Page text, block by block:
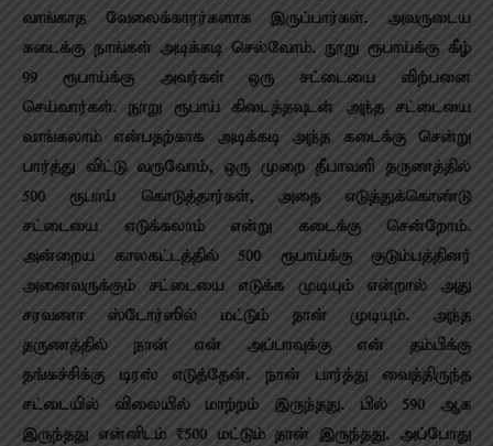
வாங்காத வேலைக்காரர்களாக இருப்பார்கள். அவருடைய
கடைக்கு நாங்கள் அடிக்கடி செல்வோம். நூறு ரூபாய்க்கு கீழ்
99 ரூபாய்க்கு அவர்கள் ஒரு சட்டையை விற்பனை
செய்வார்கள். நூறு ரூபாய் கிடைத்தவுடன் அந்த சட்டையை
வாங்கலாம் என்பதற்காக அடிக்கடி அந்த கடைக்கு சென்று
பார்த்து விட்டு வருவோம், ஒரு முறை தீபாவளி தருணத்தில்
500 ரூபாய் கொடுத்தார்கள், அதை எடுத்துக்கொண்டு
சட்டையை எடுக்கலாம் என்று கடைக்கு சென்றோம்.
அன்றைய காலகட்டத்தில் 500 ரூபாய்க்கு குடும்பத்தினர்
அனைவருக்கும் சட்டையை எடுக்க முடியும் என்றால் அது
சரவணா ஸ்டோர்ஸில் மட்டும் தான் முடியும். அந்த
தருணத்தில் நான் என் அப்பாவுக்கு என் தம்பிக்கு
தங்கச்சிக்கு டிரஸ் எடுத்தேன்.‌ நான் பார்த்து வைத்திருந்த
சட்டையில் விலையில் மாற்றம் இருந்தது. பில் 590 ஆக
இருந்தது என்னிடம் ₹500 மட்டும் தான் இருந்தது. அப்போது